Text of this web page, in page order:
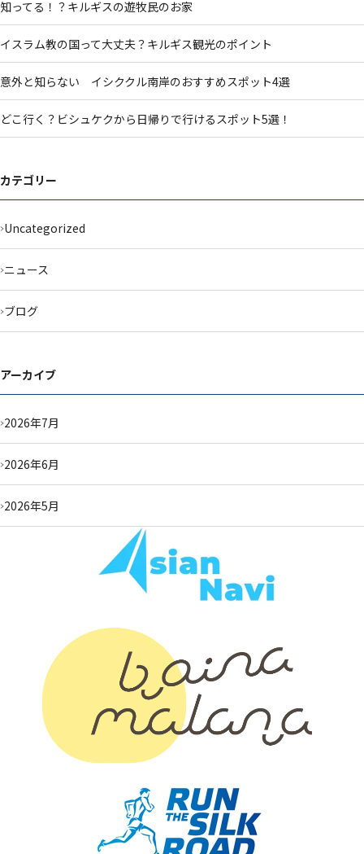
知ってる！？キルギスの遊牧民のお家
イスラム教の国って大丈夫？キルギス観光のポイント
意外と知らない イシククル南岸のおすすめスポット4選
どこ行く？ビシュケクから日帰りで行けるスポット5選！
カテゴリー
Uncategorized
ニュース
ブログ
アーカイブ
2026年7月
2026年6月
2026年5月